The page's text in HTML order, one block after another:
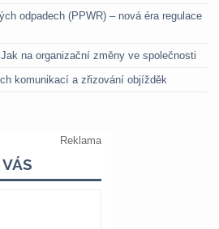
odpadech (PPWR) – nová éra regulace
na organizační změny ve společnosti
komunikací a zřizování objížděk